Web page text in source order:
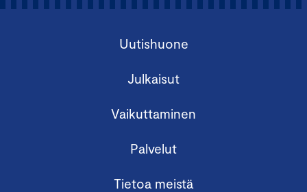
Uutishuone
Julkaisut
Vaikuttaminen
Palvelut
Tietoa meistä